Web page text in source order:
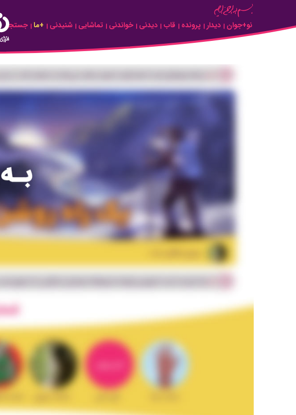
Skip to Main Content
نو+جوان دیدار پرونده قاب دیدنی خواندنی تماشایی شنیدنی +ما جستجو